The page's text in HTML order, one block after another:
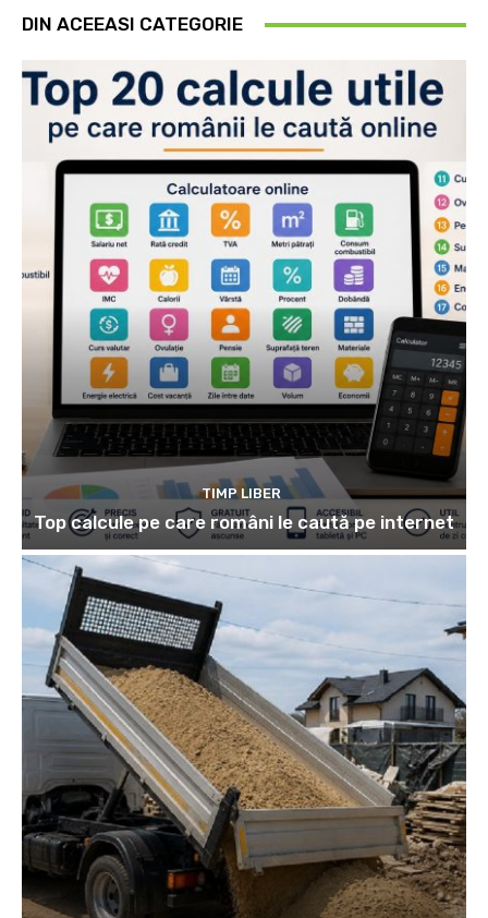
DIN ACEEASI CATEGORIE
TIMP LIBER
Top calcule pe care români le caută pe internet